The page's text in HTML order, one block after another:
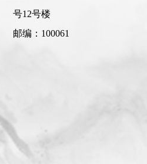
号12号楼
邮编：100061